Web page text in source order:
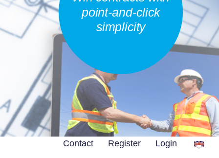
point-and-click
simplicity
Contact Register Login